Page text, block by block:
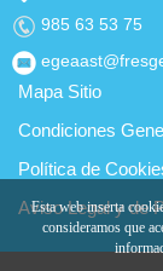
Esta web inserta
consideramos que
985 63 53 75
Mapa Sitio
Condiciones
Política de
Aviso Legal y de